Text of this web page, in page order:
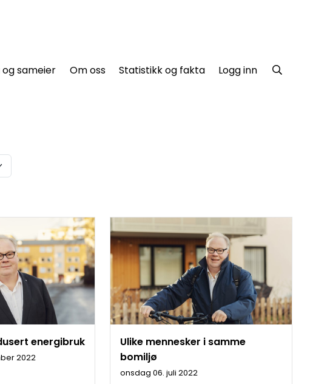
sameier Om oss Statistikk og fakta Logg inn
energibruk
2022
Ulike mennesker i samme
bomiljø
onsdag 06. juli 2022